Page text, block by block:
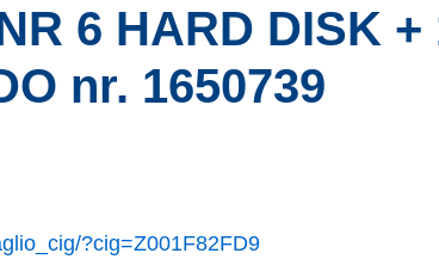
6 HARD DISK +
nr. 1650739
?cig=Z001F82FD9